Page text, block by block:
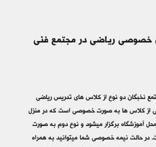
خصوصی ریاضی در مجتمع فنی
نخبگان دو نوع از کلاس های تدریس ریاضی
از کلاس ها به صورت خصوصی است که در منزل
آموزشگاه برگزار میشود و نوع دوم به صورت
حالت نیمه خصوصی شما میتوانید به همراه